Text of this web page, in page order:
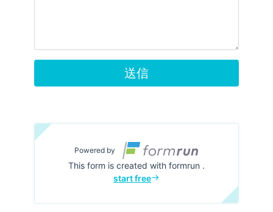
送信
Powered by
This form is created with formrun .
start free